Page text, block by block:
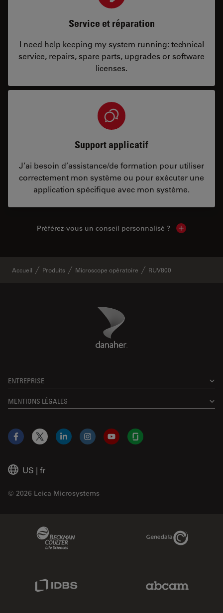
Service et réparation
I need help keeping my system running: technical
service, repairs, spare parts, upgrades or software
licenses.
Support applicatif
J’ai besoin d’assistance/de formation pour utiliser
correctement mon système ou pour exécuter une
application spécifique avec mon système.
Préférez-vous un conseil personnalisé ? Show local
Accueil Produits Microscope opératoire RUV800
Danaher Logo
ENTREPRISE
MENTIONS LÉGALES
US | fr
© 2026 Leica Microsystems
Facebook
X LinkedInInstagramYouTubeGlassdoor
Genedata Link
IDBS Link